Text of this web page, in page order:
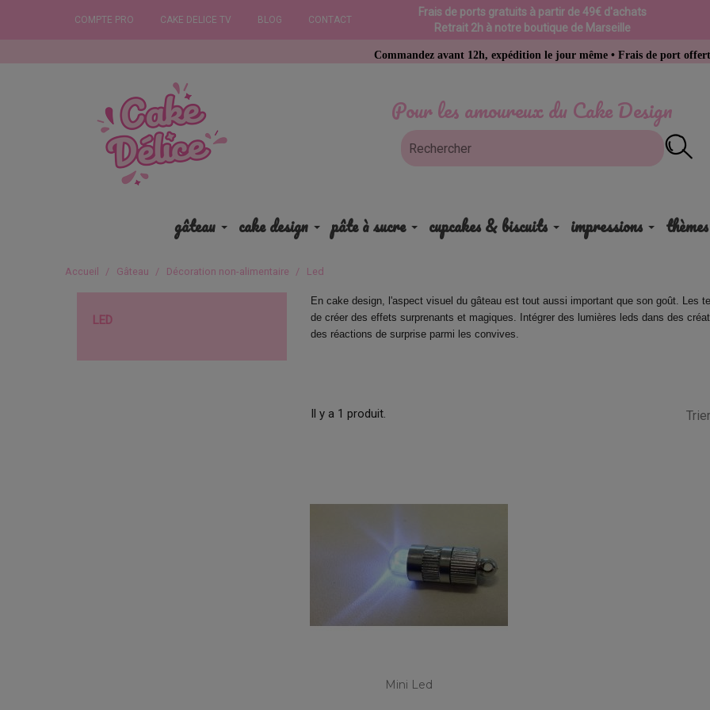
COMPTE PRO CAKE DELICE TV BLOG CONTACT
Frais de ports gratuits à partir de 49€ d'achats
Retrait 2h à notre boutique de Marseille
Pour les amoureux du Cake Design
Commandez avant 12h, expédition le jour même • Frais de port offerts dès
gâteau cake design pâte à sucre cupcakes & biscuits impressions thèmes
Accueil Gâteau Décoration non-alimentaire Led
LED
En cake design, l'aspect visuel du gâteau est tout aussi important que son goût. Les
de créer des effets surprenants et magiques. Intégrer des lumières leds dans des
des réactions de surprise parmi les convives.
Il y a 1 produit.
Mini Led